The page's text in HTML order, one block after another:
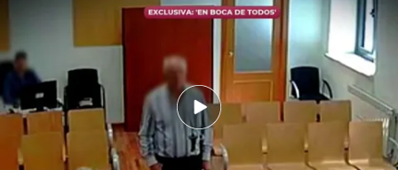
Las declaraciones ante el juez del asesino de Bembibre .cuatro.com
03 JUN 2025 - 14:16h.
Asesinato violento entre ancianos: un hombre
de 63 años mata a otro de 70 ante la atónita